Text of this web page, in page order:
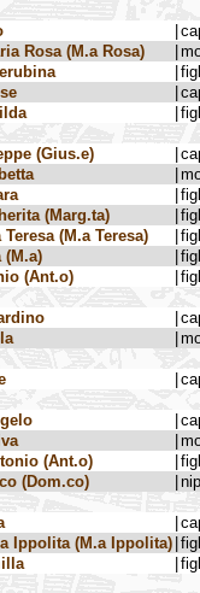
Rosa (M.a Rosa)
(Gius.e)
(Marg.ta)
(M.a Teresa)
(M.a)
(Ant.o)
(Ant.o)
(Dom.co)
Ippolita (M.a Ippolita)